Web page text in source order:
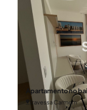
Apartamento no
Travessa Carmem